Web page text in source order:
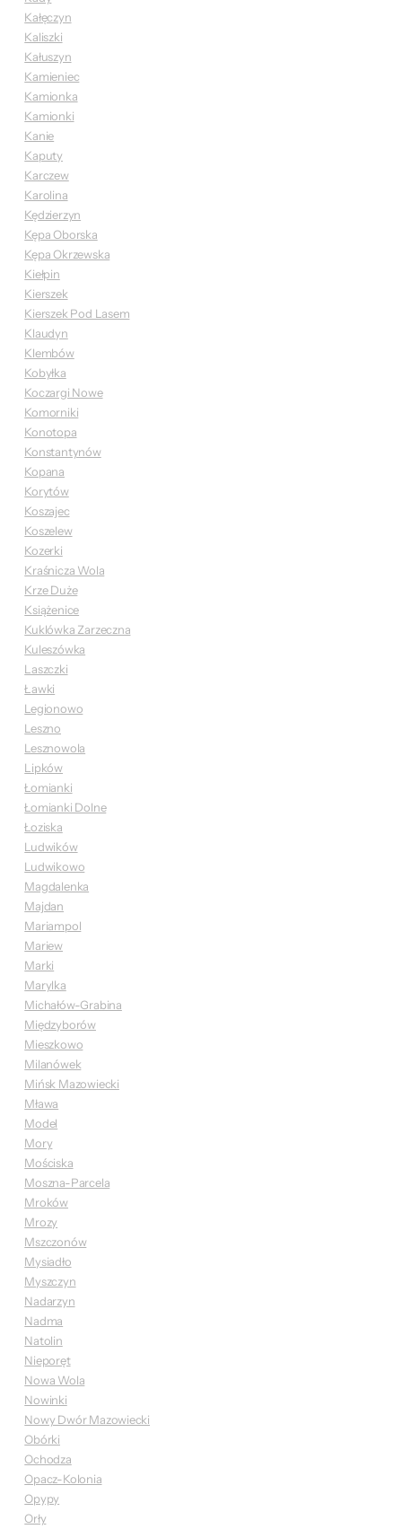
Kałęczyn
Kaliszki
Kałuszyn
Kamieniec
Kamionka
Kamionki
Kanie
Kaputy
Karczew
Karolina
Kędzierzyn
Kępa Oborska
Kępa Okrzewska
Kiełpin
Kierszek
Kierszek Pod Lasem
Klaudyn
Klembów
Kobyłka
Koczargi Nowe
Komorniki
Konotopa
Konstantynów
Kopana
Korytów
Koszajec
Koszelew
Kozerki
Kraśnicza Wola
Krze Duże
Książenice
Kuklówka Zarzeczna
Kuleszówka
Laszczki
Ławki
Legionowo
Leszno
Lesznowola
Lipków
Łomianki
Łomianki Dolne
Łoziska
Ludwików
Ludwikowo
Magdalenka
Majdan
Mariampol
Mariew
Marki
Marylka
Michałów-Grabina
Międzyborów
Mieszkowo
Milanówek
Mińsk Mazowiecki
Mława
Model
Mory
Mościska
Moszna-Parcela
Mroków
Mrozy
Mszczonów
Mysiadło
Myszczyn
Nadarzyn
Nadma
Natolin
Nieporęt
Nowa Wola
Nowinki
Nowy Dwór Mazowiecki
Obórki
Ochodza
Opacz-Kolonia
Opypy
Orły